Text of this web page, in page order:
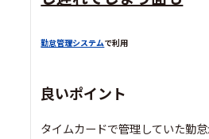
勤怠管理システムで利用
良いポイント
タイムカードで管理していた勤